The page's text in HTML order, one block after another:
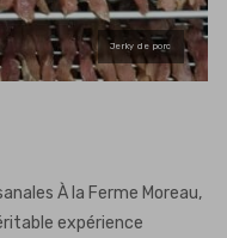
Jerky de porc
À la Ferme Moreau,
expérience